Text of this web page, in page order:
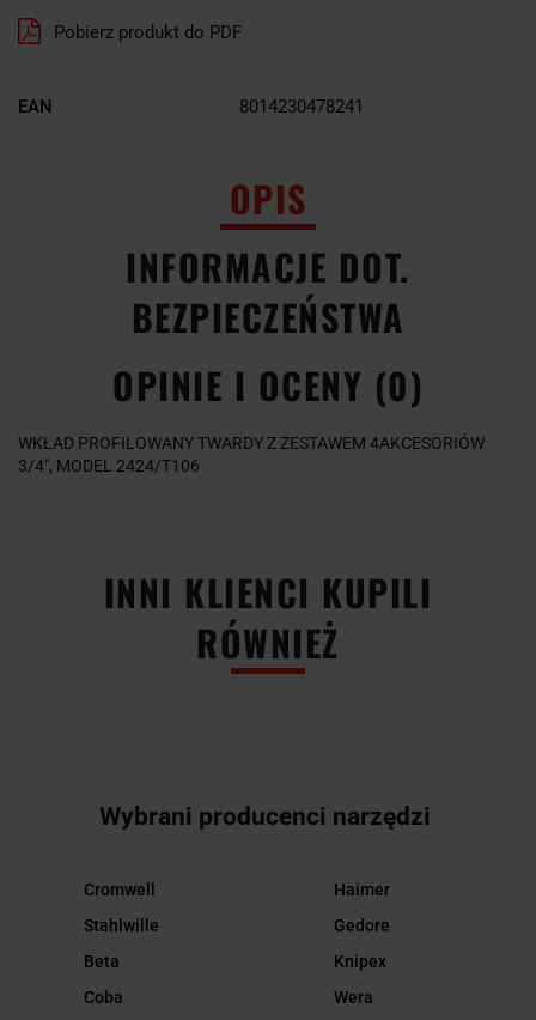
Pobierz produkt do PDF
EAN 8014230478241
OPIS
INFORMACJE DOT.
BEZPIECZEŃSTWA
OPINIE I OCENY (0)
WKŁAD PROFILOWANY TWARDY Z ZESTAWEM 4AKCESORIÓW
3/4", MODEL 2424/T106
INNI KLIENCI KUPILI
RÓWNIEŻ
Wybrani producenci narzędzi
Cromwell
Stahlwille
Beta
Coba
Haimer
Gedore
Knipex
Wera